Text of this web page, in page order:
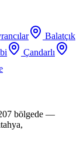
Balatçık
Çandarlı
bölgede —